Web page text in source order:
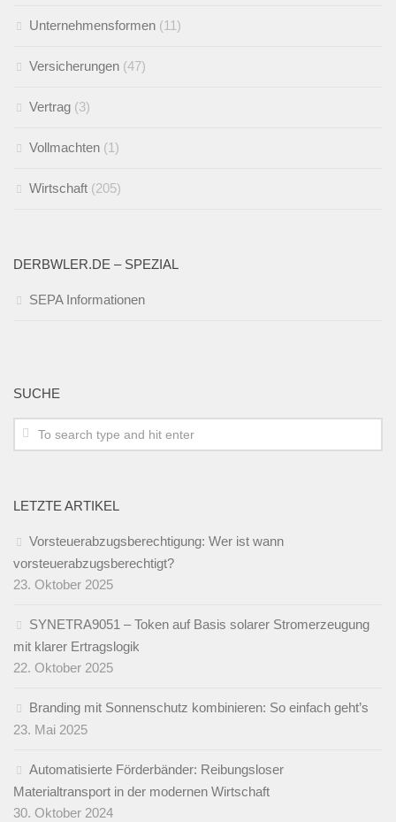
Unternehmensformen (11)
Versicherungen (47)
Vertrag (3)
Vollmachten (1)
Wirtschaft (205)
DERBWLER.DE – SPEZIAL
SEPA Informationen
SUCHE
LETZTE ARTIKEL
Vorsteuerabzugsberechtigung: Wer ist wann
vorsteuerabzugsberechtigt?
23. Oktober 2025
SYNETRA9051 – Token auf Basis solarer Stromerzeugung
mit klarer Ertragslogik
22. Oktober 2025
Branding mit Sonnenschutz kombinieren: So einfach geht’s
23. Mai 2025
Automatisierte Förderbänder: Reibungsloser
Materialtransport in der modernen Wirtschaft
30. Oktober 2024